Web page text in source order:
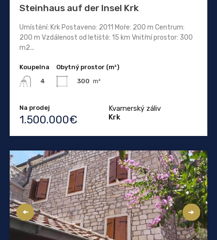
Steinhaus auf der Insel Krk
Umístění: Krk Postaveno: 2011 Moře: 200 m Centrum:
200 m Vzdálenost od letiště: 15 km Vnitřní prostor: 300
m2...
Koupelna
4
Obytný prostor (m²)
300 m²
Na prodej
1.500.000€
Kvarnerský záliv
Krk